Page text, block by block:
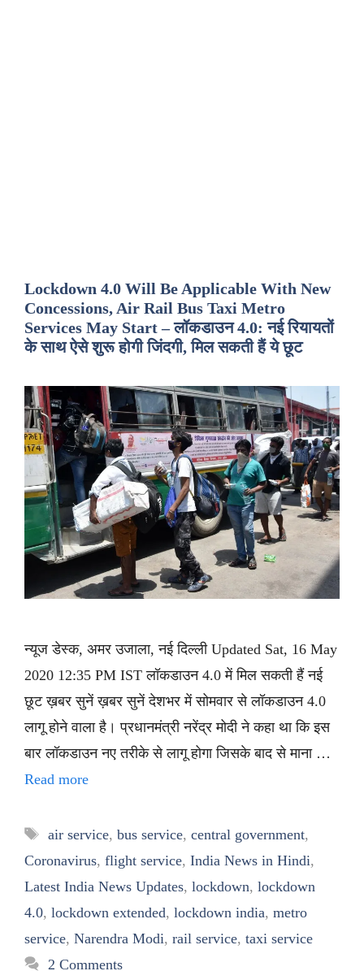
Lockdown 4.0 Will Be Applicable With New
Concessions, Air Rail Bus Taxi Metro
Services May Start – लॉकडाउन 4.0: नई रियायतों
के साथ ऐसे शुरू होगी जिंदगी, मिल सकती हैं ये छूट
न्यूज डेस्क, अमर उजाला, नई दिल्ली Updated Sat, 16 May
2020 12:35 PM IST लॉकडाउन 4.0 में मिल सकती हैं नई
छूट ख़बर सुनें ख़बर सुनें देशभर में सोमवार से लॉकडाउन 4.0
लागू होने वाला है। प्रधानमंत्री नरेंद्र मोदी ने कहा था कि इस
बार लॉकडाउन नए तरीके से लागू होगा जिसके बाद से माना …
Read more
Tags
air service, bus service, central government,
Coronavirus, flight service, India News in Hindi,
Latest India News Updates, lockdown, lockdown
4.0, lockdown extended, lockdown india, metro
service, Narendra Modi, rail service, taxi service
2 Comments